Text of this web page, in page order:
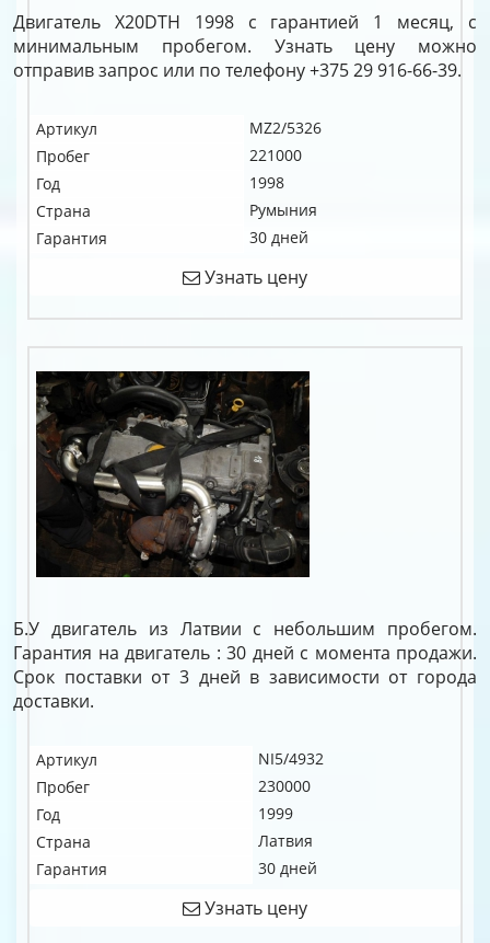
Двигатель X20DTH 1998 с гарантией 1 месяц, с
минимальным пробегом. Узнать цену можно
отправив запрос или по телефону +375 29 916-66-39.
Артикул
MZ2/5326
Пробег
221000
Год
1998
Страна
Румыния
Гарантия
30 дней
Узнать цену
Б.У двигатель из Латвии с небольшим пробегом.
Гарантия на двигатель : 30 дней с момента продажи.
Срок поставки от 3 дней в зависимости от города
доставки.
Артикул
NI5/4932
Пробег
230000
Год
1999
Страна
Латвия
Гарантия
30 дней
Узнать цену